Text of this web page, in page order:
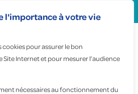
l'importance à votre vie
cookies pour assurer le bon
Internet et pour mesurer l’audience
nécessaires au fonctionnement du